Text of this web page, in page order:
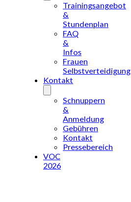
Trainingsangebot
&
Stundenplan
FAQ
&
Infos
Frauen
Selbstverteidigung
Kontakt
Schnuppern
&
Anmeldung
Gebühren
Kontakt
Pressebereich
VOC
2026